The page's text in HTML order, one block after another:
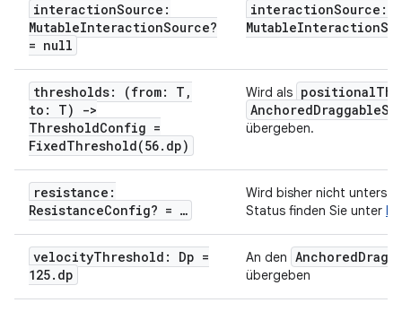
interactionSource:
MutableInteractionSource?
= null
interactionSource:
thresholds: (from: T,
to: T) ->
ThresholdConfig =
FixedThreshold(56.dp)
Wird als
übergeben.
resistance:
ResistanceConfig? = …
Wird bisher nicht
Status finden Sie unter b/
velocityThreshold: Dp =
125.dp
An den
übergeben